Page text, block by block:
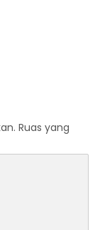
Ruas yang